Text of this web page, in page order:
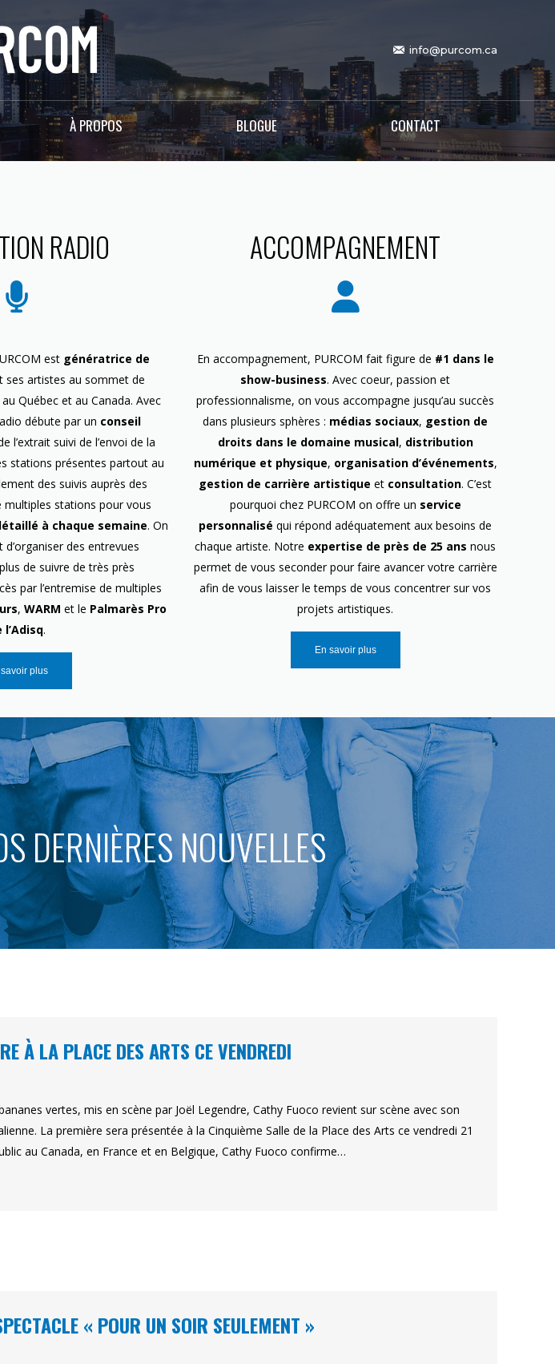
info@purcom.ca
À PROPOS BLOGUE CONTACT
RADIO
est génératrice de
ses artistes au sommet de
Québec et au Canada. Avec
débute par un conseil
l’extrait suivi de l’envoi de la
stations présentes partout au
des suivis auprès des
multiples stations pour vous
à chaque semaine. On
des entrevues
de suivre de très près
par l’entremise de multiples
, WARM et le Palmarès Pro
l’Adisq.
savoir plus
ACCOMPAGNEMENT
En accompagnement, PURCOM fait figure de #1 dans le
show-business. Avec coeur, passion et
professionnalisme, on vous accompagne jusqu’au succès
dans plusieurs sphères : médias sociaux, gestion de
droits dans le domaine musical, distribution
numérique et physique, organisation d’événements,
gestion de carrière artistique et consultation. C’est
pourquoi chez PURCOM on offre un service
personnalisé qui répond adéquatement aux besoins de
chaque artiste. Notre expertise de près de 25 ans nous
permet de vous seconder pour faire avancer votre carrière
afin de vous laisser le temps de vous concentrer sur vos
projets artistiques.
En savoir plus
DERNIÈRES NOUVELLES
À LA PLACE DES ARTS CE VENDREDI
vertes, mis en scène par Joël Legendre, Cathy Fuoco revient sur scène avec son
La première sera présentée à la Cinquième Salle de la Place des Arts ce vendredi 21
au Canada, en France et en Belgique, Cathy Fuoco confirme…
« POUR UN SOIR SEULEMENT »